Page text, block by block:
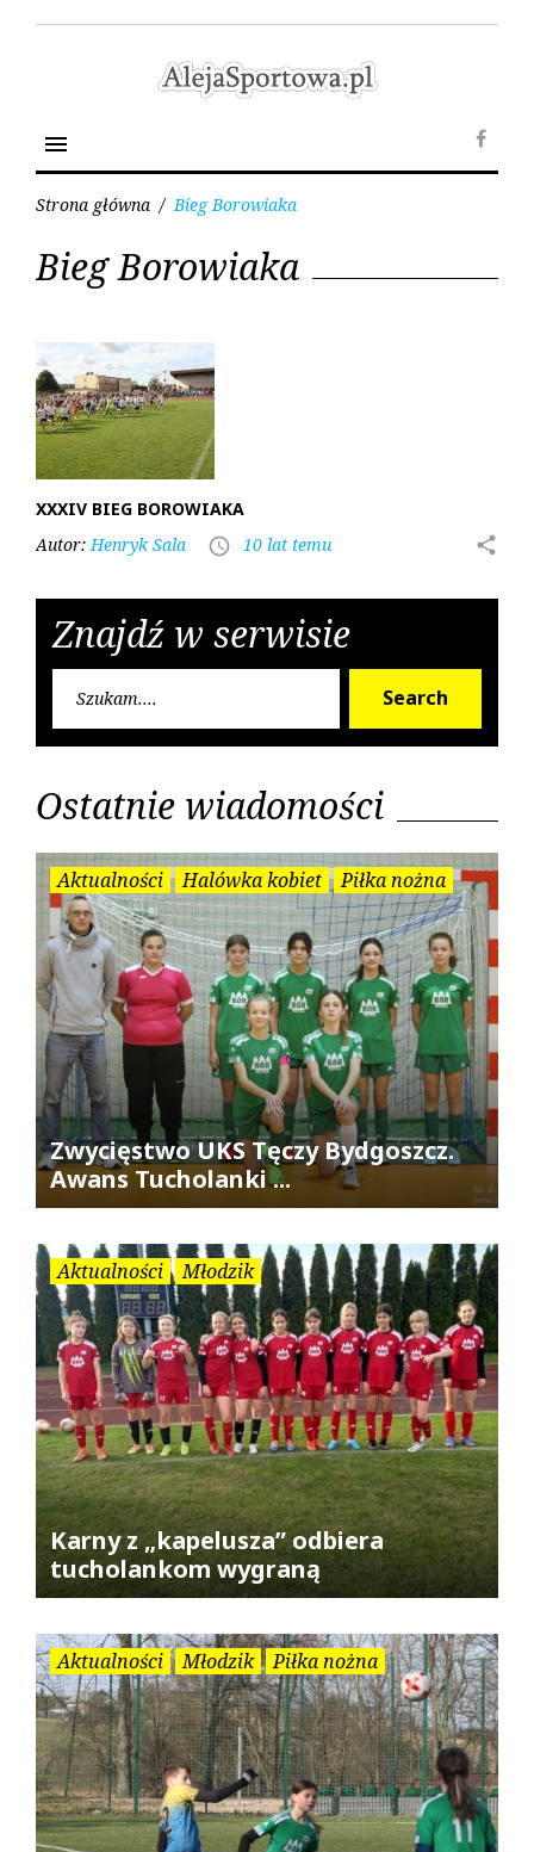
menu
Strona główna / Bieg Borowiaka
Bieg
Borowiaka
Bieg Borowiaka
XXXIV BIEG BOROWIAKA
Autor: Henryk Sala access_time 10 lat temu share
Znajdź w serwisie
Search
Ostatnie wiadomości
Aktualności Halówka kobiet Piłka nożna
Zwycięstwo UKS Tęczy Bydgoszcz.
Awans Tucholanki ...
Aktualności Młodzik
Karny z „kapelusza” odbiera
tucholankom wygraną
Aktualności Młodzik Piłka nożna